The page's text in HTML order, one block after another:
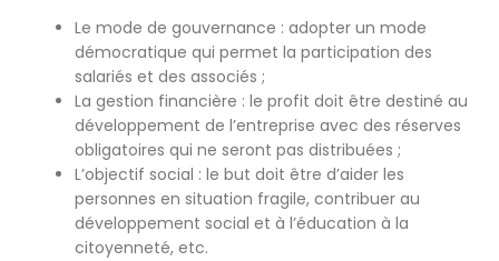
Le mode de gouvernance : adopter un mode
démocratique qui permet la participation des
salariés et des associés ;
La gestion financière : le profit doit être destiné au
développement de l’entreprise avec des réserves
obligatoires qui ne seront pas distribuées ;
L’objectif social : le but doit être d’aider les
personnes en situation fragile, contribuer au
développement social et à l’éducation à la
citoyenneté, etc.